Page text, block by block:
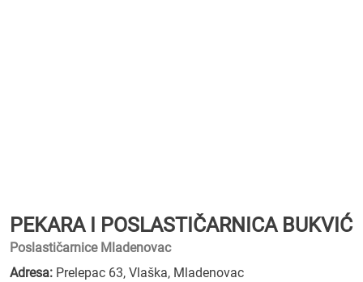
PEKARA I POSLASTIČARNICA BUKVIĆ
Poslastičarnice Mladenovac
Adresa: Prelepac 63, Vlaška, Mladenovac